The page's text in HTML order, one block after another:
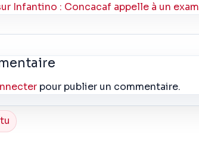
Infantino : Concacaf appelle à un
pour publier un commentaire.